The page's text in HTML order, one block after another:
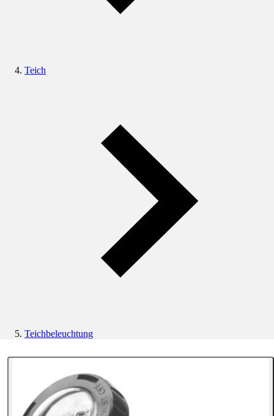
Teich
Teichbeleuchtung